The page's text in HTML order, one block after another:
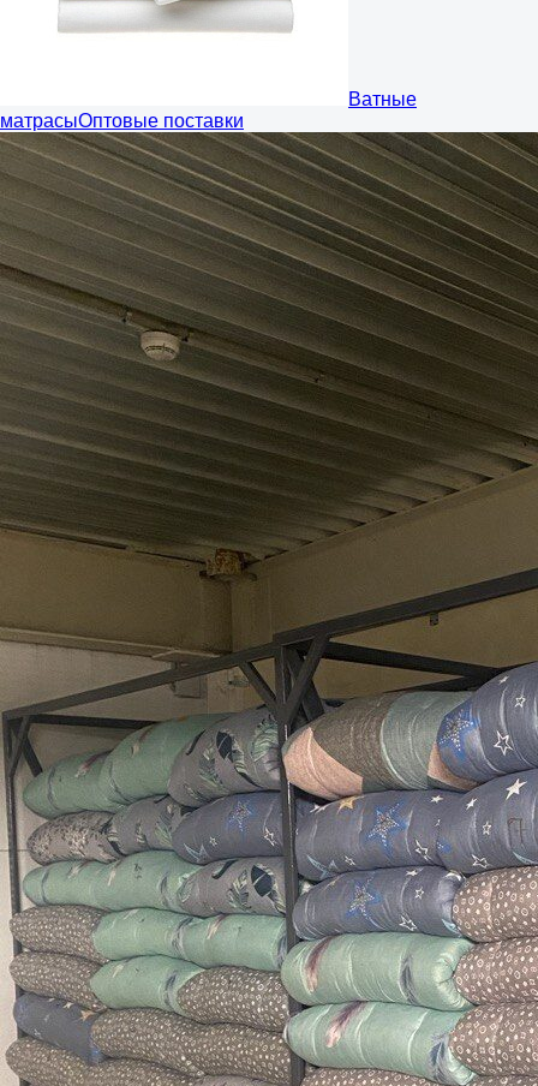
Ватные
матрасыОптовые поставки